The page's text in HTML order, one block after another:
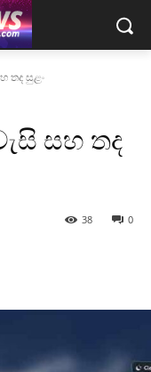
තද සුළං
සහ තද
0
38